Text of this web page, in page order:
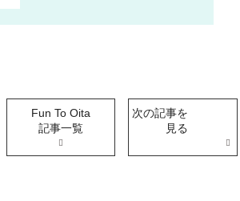
Fun To Oita
記事一覧
次の記事を
見る